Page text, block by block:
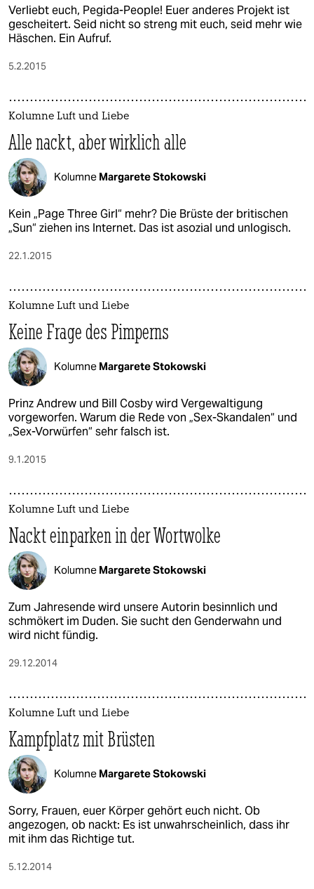
Verliebt euch, Pegida-People! Euer anderes Projekt ist
gescheitert. Seid nicht so streng mit euch, seid mehr wie
Häschen. Ein Aufruf.
5.2.2015
Kolumne Luft und Liebe
Alle nackt, aber wirklich alle
Kolumne Margarete Stokowski
Kein „Page Three Girl“ mehr? Die Brüste der britischen
„Sun“ ziehen ins Internet. Das ist asozial und unlogisch.
22.1.2015
Kolumne Luft und Liebe
Keine Frage des Pimperns
Kolumne Margarete Stokowski
Prinz Andrew und Bill Cosby wird Vergewaltigung
vorgeworfen. Warum die Rede von „Sex-Skandalen“ und
„Sex-Vorwürfen“ sehr falsch ist.
9.1.2015
Kolumne Luft und Liebe
Nackt einparken in der Wortwolke
Kolumne Margarete Stokowski
Zum Jahresende wird unsere Autorin besinnlich und
schmökert im Duden. Sie sucht den Genderwahn und
wird nicht fündig.
29.12.2014
Kolumne Luft und Liebe
Kampfplatz mit Brüsten
Kolumne Margarete Stokowski
Sorry, Frauen, euer Körper gehört euch nicht. Ob
angezogen, ob nackt: Es ist unwahrscheinlich, dass ihr
mit ihm das Richtige tut.
5.12.2014